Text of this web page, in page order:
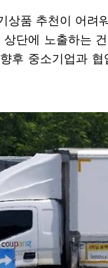
상품 추천이 어려
단에 노출하는
후 중소기업과